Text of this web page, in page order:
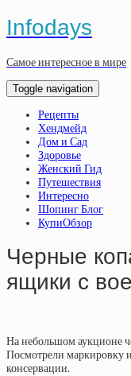
Infodays
Самое интересное в мире
Toggle navigation
Рецепты
Хендмейд
Дом и Сад
Здоровье
Женский Гид
Путешествия
Интересно
Шопинг Блог
КупиОбзор
Черные
ящики с
На небольшом аукционе
Посмотрели маркировку
консервации.